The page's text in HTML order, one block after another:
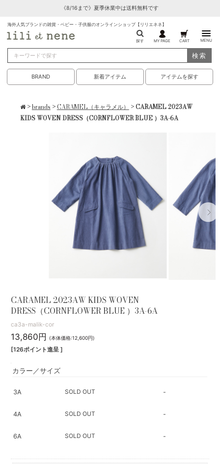
《8/16まで》夏季休業中は送料無料です
海外人気ブランドの雑貨・ベビー・子供服のオンラインショップ【リリエネネ】
探す MY PAGE CART MENU
検索
BRAND 新着アイテム アイテムを探す
>brands >CARAMEL（キャラメル） > CARAMEL 2023AW
KIDS WOVEN DRESS（CORNFLOWER BLUE ）3A-6A
CARAMEL 2023AW KIDS WOVEN
DRESS（CORNFLOWER BLUE ）3A-6A
ca3a-malik-cor
13,860円 (本体価格:12,600円)
[126ポイント進呈 ]
カラー／サイズ
3A SOLD OUT -
4A SOLD OUT -
6A SOLD OUT -